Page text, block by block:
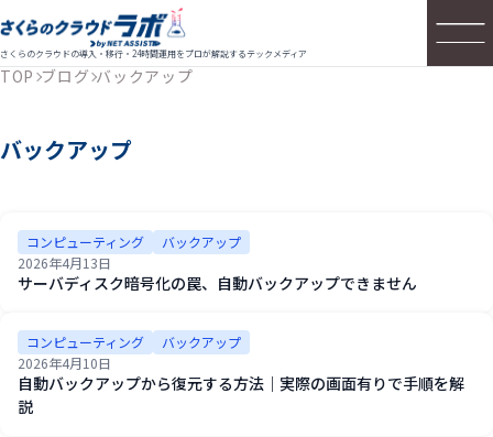
さくらのクラウドの導入・移行・24時間運用をプロが解説するテックメディア
TOP ブログ バックアップ
バックアップ
コンピューティング
バックアップ
2026年4月13日
サーバディスク暗号化の罠、自動バックアップできません
コンピューティング
バックアップ
2026年4月10日
自動バックアップから復元する方法｜実際の画面有りで手順を解
説